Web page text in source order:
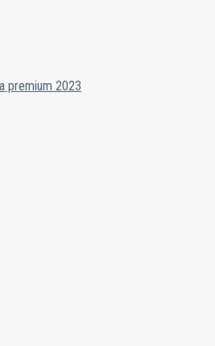
premium 2023